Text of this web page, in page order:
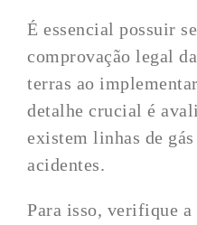
É essencial possuir
comprovação legal
terras ao
detalhe crucial é
existem linhas de
acidentes.
Para isso, verifique a